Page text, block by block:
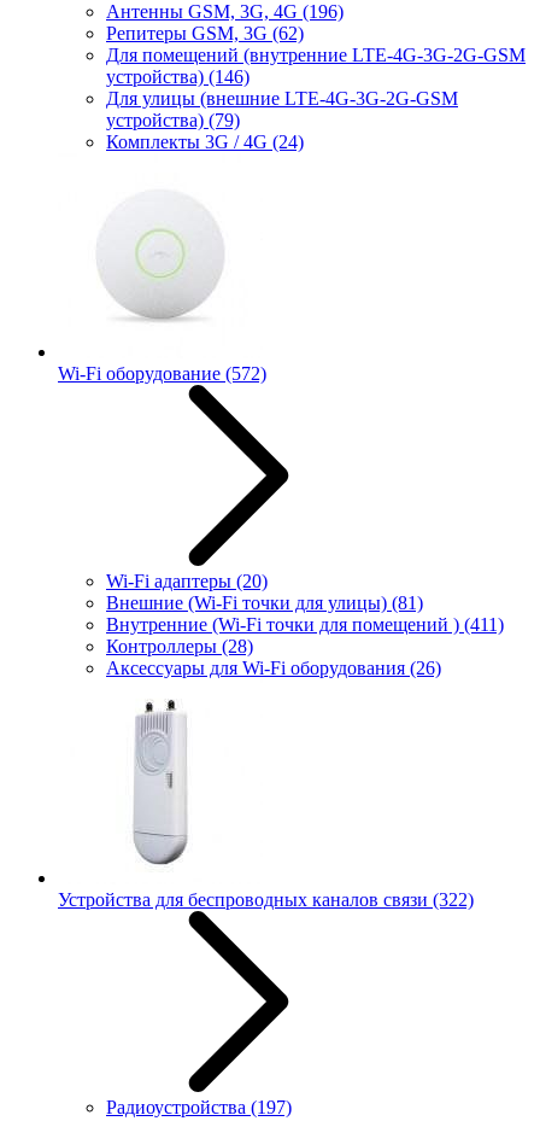
Антенны GSM, 3G, 4G (196)
Репитеры GSM, 3G (62)
Для помещений (внутренние LTE-4G-3G-2G-GSM
устройства) (146)
Для улицы (внешние LTE-4G-3G-2G-GSM
устройства) (79)
Комплекты 3G / 4G (24)
Wi-Fi оборудование (572)
Wi-Fi адаптеры (20)
Внешние (Wi-Fi точки для улицы) (81)
Внутренние (Wi-Fi точки для помещений ) (411)
Контроллеры (28)
Аксессуары для Wi-Fi оборудования (26)
Устройства для беспроводных каналов связи (322)
Радиоустройства (197)